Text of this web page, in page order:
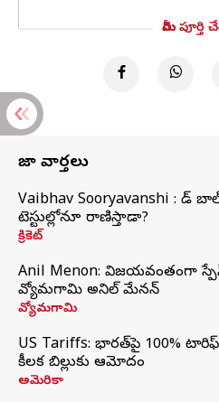
మీరు పూర్తి
తాజా వార్తలు
Vaibhav Sooryavanshi : రెడ్
టెస్టుల్లోనూ రాణిస్తాడా?
క్రికెట్
Anil Menon: విజయవంతంగా
వ్యోమగామి అనిల్‌ మేనన్
వ్యోమగామి
US Tariffs: భారత్‌పై 100%
కీలక బిల్లుకు ఆమోదం
అమెరికా